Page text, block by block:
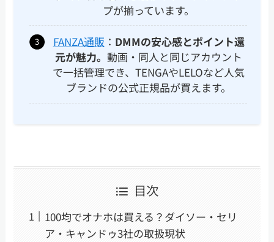
プが揃っています。
FANZA通販 ： DMMの安心感とポイント還
元が魅力。動画・同人と同じアカウント
で一括管理でき、TENGAやLELOなど人気
ブランドの公式正規品が買えます。
目次
100均でオナホは買える？ダイソー・セリ
ア・キャンドゥ3社の取扱現状